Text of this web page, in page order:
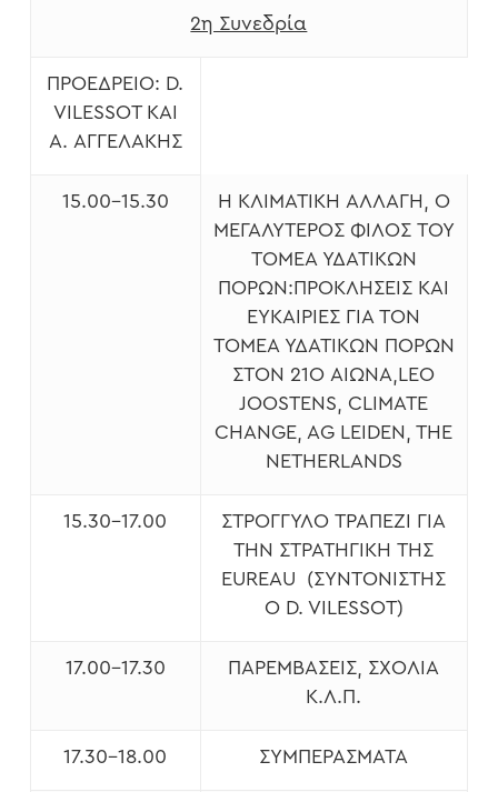
2η Συνεδρία
ΠΡΟΕΔΡΕΊΟ: D.
VILESSOT ΚΑΙ
Α. ΑΓΓΕΛΆΚΗΣ
15.00-15.30
Η ΚΛΙΜΑΤΙΚΉ ΑΛΛΑΓΉ, Ο
ΜΕΓΑΛΎΤΕΡΟΣ ΦΊΛΟΣ ΤΟΥ
ΤΟΜΈΑ ΥΔΑΤΙΚΏΝ
ΠΌΡΩΝ:ΠΡΟΚΛΉΣΕΙΣ ΚΑΙ
ΕΥΚΑΙΡΊΕΣ ΓΙΑ ΤΟΝ
ΤΟΜΈΑ ΥΔΑΤΙΚΏΝ ΠΌΡΩΝ
ΣΤΟΝ 21Ο ΑΙΏΝΑ,LEO
JOOSTENS, CLIMATE
CHANGE, AG LEIDEN, THE
NETHERLANDS
15.30-17.00
ΣΤΡΟΓΓΥΛΌ ΤΡΑΠΈΖΙ ΓΙΑ
ΤΗΝ ΣΤΡΑΤΗΓΙΚΉ ΤΗΣ
EUREAU (ΣΥΝΤΟΝΙΣΤΉΣ
Ο D. VILESSOT)
17.00-17.30
ΠΑΡΕΜΒΆΣΕΙΣ, ΣΧΌΛΙΑ
Κ.Λ.Π.
17.30-18.00 ΣΥΜΠΕΡΆΣΜΑΤΑ